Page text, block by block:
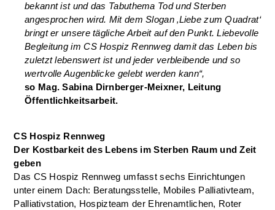
bekannt ist und das Tabuthema Tod und Sterben
angesprochen wird. Mit dem Slogan ‚Liebe zum Quadrat‘
bringt er unsere tägliche Arbeit auf den Punkt. Liebevolle
Begleitung im CS Hospiz Rennweg damit das Leben bis
zuletzt lebenswert ist und jeder verbleibende und so
wertvolle Augenblicke gelebt werden kann“,
so Mag. Sabina Dirnberger-Meixner, Leitung
Öffentlichkeitsarbeit.
CS Hospiz Rennweg
Der Kostbarkeit des Lebens im Sterben Raum und Zeit
geben
Das CS Hospiz Rennweg umfasst sechs Einrichtungen
unter einem Dach: Beratungsstelle, Mobiles Palliativteam,
Palliativstation, Hospizteam der Ehrenamtlichen, Roter